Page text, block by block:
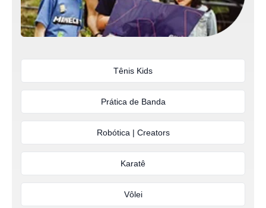
Tênis Kids
Prática de Banda
Robótica | Creators
Karatê
Vôlei